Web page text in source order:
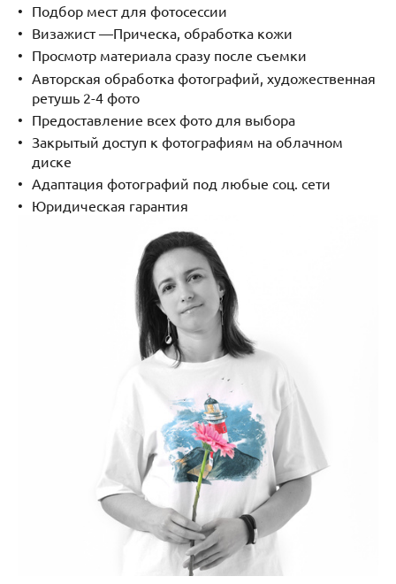
Подбор мест для фотосессии
Визажист —Прическа, обработка кожи
Просмотр материала сразу после съемки
Авторская обработка фотографий, художественная
ретушь 2-4 фото
Предоставление всех фото для выбора
Закрытый доступ к фотографиям на облачном
диске
Адаптация фотографий под любые соц. сети
Юридическая гарантия